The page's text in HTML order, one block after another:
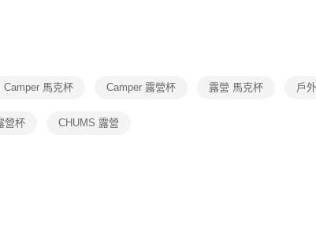
交易，需依本服務之必要範圍內提供個人資
Camper 馬克杯 Camper 露營杯 露營 馬克杯 戶
營杯 CHUMS 露營